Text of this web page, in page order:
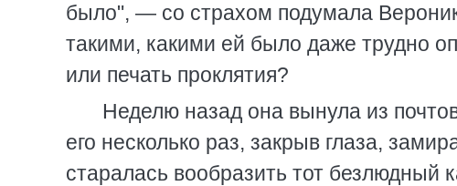
было", — со страхом подумала
такими, какими ей было даже трудно
или печать проклятия?
Неделю назад она вынула из
его несколько раз, закрыв глаза,
старалась вообразить тот